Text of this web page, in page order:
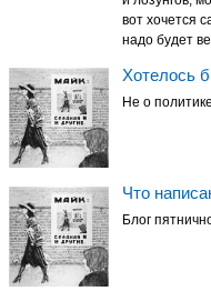
вот хочется
надо будет
Хотелось
Не о политике
Что
Блог